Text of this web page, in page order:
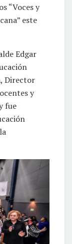
“Voces y
este
Edgar
Director
y
fue